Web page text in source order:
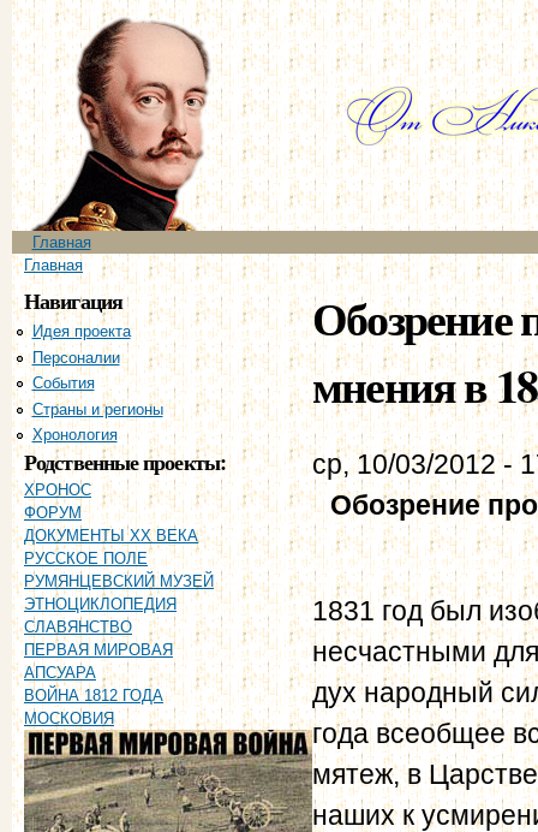
Главное меню
Главная
Вы здесь
Главная
Навигация
Идея проекта
Персоналии
События
Страны и регионы
Хронология
Родственные проекты:
ХРОНОС
ФОРУМ
ДОКУМЕНТЫ XX ВЕКА
РУССКОЕ ПОЛЕ
РУМЯНЦЕВСКИЙ МУЗЕЙ
ЭТНОЦИКЛОПЕДИЯ
СЛАВЯНСТВО
ПЕРВАЯ МИРОВАЯ
АПСУАРА
ВОЙНА 1812 ГОДА
МОСКОВИЯ
Обозрение
мнения в
ср, 10/03/2012 -
Обозрение
1831 год был
несчастными
дух народный
года всеобщее
мятеж, в
наших к